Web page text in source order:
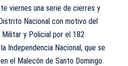
viernes una serie de cierres y
Nacional con motivo del
Militar y Policial por el 182
Independencia Nacional, que se
el Malecón de Santo Domingo.